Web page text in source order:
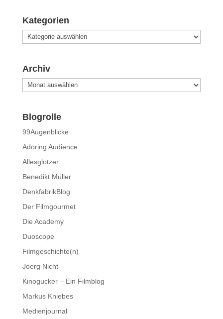
Kategorien
Kategorien
Archiv
Archiv
Blogrolle
99Augenblicke
Adoring Audience
Allesglotzer
Benedikt Müller
DenkfabrikBlog
Der Filmgourmet
Die Academy
Duoscope
Filmgeschichte(n)
Joerg Nicht
Kinogucker – Ein Filmblog
Markus Kniebes
Medienjournal